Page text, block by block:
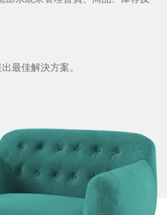
最佳解決方案。